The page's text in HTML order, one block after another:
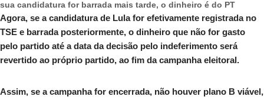
sua candidatura for barrada mais tarde, o dinheiro é do PT
Agora, se a candidatura de Lula for efetivamente registrada no
TSE e barrada posteriormente, o dinheiro que não for gasto
pelo partido até a data da decisão pelo indeferimento será
revertido ao próprio partido, ao fim da campanha eleitoral.
Assim, se a campanha for encerrada, não houver plano B viável,